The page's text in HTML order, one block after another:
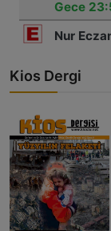
Kios Dergi